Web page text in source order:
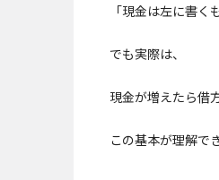
「現金は左に書
でも実際は、
現金が増えたら借
この基本が理解で